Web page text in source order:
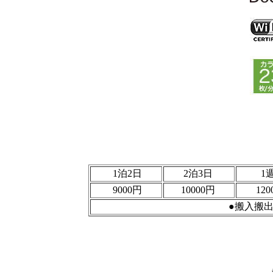
1泊2日 2泊3日
1
9000円
10000円
●搬入搬